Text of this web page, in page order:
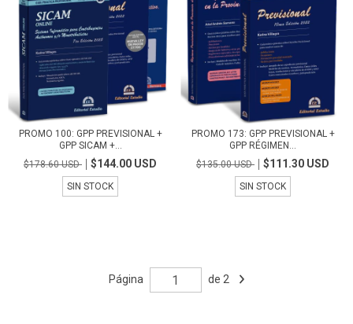
PROMO 100: GPP PREVISIONAL +
GPP SICAM +...
$178.60 USD
$144.00 USD
SIN STOCK
PROMO 173: GPP PREVISIONAL +
GPP RÉGIMEN...
$135.00 USD
$111.30 USD
SIN STOCK
Página de 2